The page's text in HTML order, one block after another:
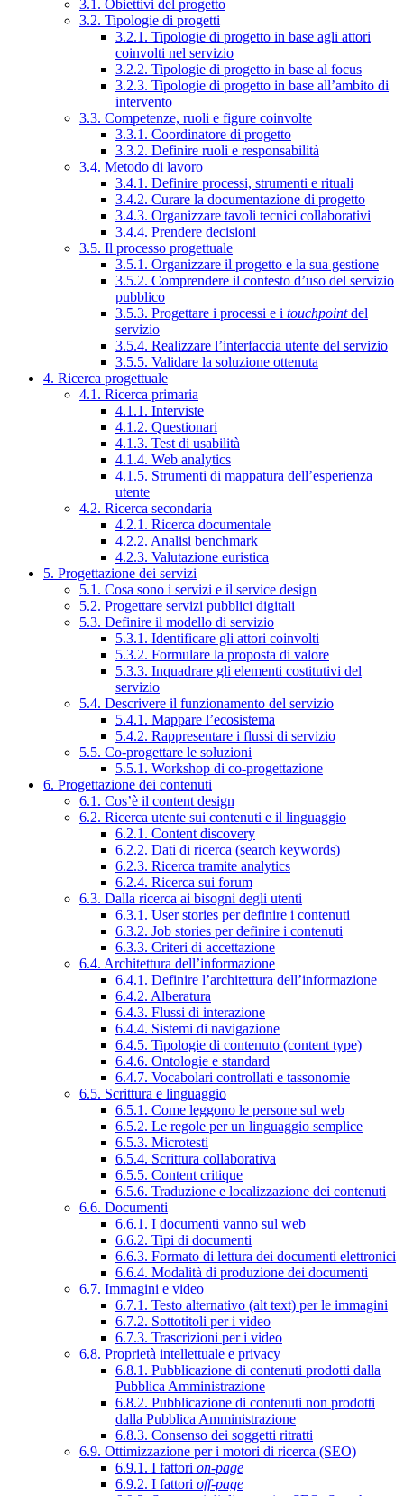
3.1. Obiettivi del progetto
3.2. Tipologie di progetti
3.2.1. Tipologie di progetto in base agli attori
coinvolti nel servizio
3.2.2. Tipologie di progetto in base al focus
3.2.3. Tipologie di progetto in base all’ambito di
intervento
3.3. Competenze, ruoli e figure coinvolte
3.3.1. Coordinatore di progetto
3.3.2. Definire ruoli e responsabilità
3.4. Metodo di lavoro
3.4.1. Definire processi, strumenti e rituali
3.4.2. Curare la documentazione di progetto
3.4.3. Organizzare tavoli tecnici collaborativi
3.4.4. Prendere decisioni
3.5. Il processo progettuale
3.5.1. Organizzare il progetto e la sua gestione
3.5.2. Comprendere il contesto d’uso del servizio
pubblico
3.5.3. Progettare i processi e i touchpointdel
servizio
3.5.4. Realizzare l’interfaccia utente del servizio
3.5.5. Validare la soluzione ottenuta
4. Ricerca progettuale
4.1. Ricerca primaria
4.1.1. Interviste
4.1.2. Questionari
4.1.3. Test di usabilità
4.1.4. Web analytics
4.1.5. Strumenti di mappatura dell’esperienza
utente
4.2. Ricerca secondaria
4.2.1. Ricerca documentale
4.2.2. Analisi benchmark
4.2.3. Valutazione euristica
5. Progettazione dei servizi
5.1. Cosa sono i servizi e il service design
5.2. Progettare servizi pubblici digitali
5.3. Definire il modello di servizio
5.3.1. Identificare gli attori coinvolti
5.3.2. Formulare la proposta di valore
5.3.3. Inquadrare gli elementi costitutivi del
servizio
5.4. Descrivere il funzionamento del servizio
5.4.1. Mappare l’ecosistema
5.4.2. Rappresentare i flussi di servizio
5.5. Co-progettare le soluzioni
5.5.1. Workshop di co-progettazione
6. Progettazione dei contenuti
6.1. Cos’è il content design
6.2. Ricerca utente sui contenuti e il linguaggio
6.2.1. Content discovery
6.2.2. Dati di ricerca (search keywords)
6.2.3. Ricerca tramite analytics
6.2.4. Ricerca sui forum
6.3. Dalla ricerca ai bisogni degli utenti
6.3.1. User stories per definire i contenuti
6.3.2. Job stories per definire i contenuti
6.3.3. Criteri di accettazione
6.4. Architettura dell’informazione
6.4.1. Definire l’architettura dell’informazione
6.4.2. Alberatura
6.4.3. Flussi di interazione
6.4.4. Sistemi di navigazione
6.4.5. Tipologie di contenuto (content type)
6.4.6. Ontologie e standard
6.4.7. Vocabolari controllati e tassonomie
6.5. Scrittura e linguaggio
6.5.1. Come leggono le persone sul web
6.5.2. Le regole per un linguaggio semplice
6.5.3. Microtesti
6.5.4. Scrittura collaborativa
6.5.5. Content critique
6.5.6. Traduzione e localizzazione dei contenuti
6.6. Documenti
6.6.1. I documenti vanno sul web
6.6.2. Tipi di documenti
6.6.3. Formato di lettura dei documenti elettronici
6.6.4. Modalità di produzione dei documenti
6.7. Immagini e video
6.7.1. Testo alternativo (alt text) per le immagini
6.7.2. Sottotitoli per i video
6.7.3. Trascrizioni per i video
6.8. Proprietà intellettuale e privacy
6.8.1. Pubblicazione di contenuti prodotti dalla
Pubblica Amministrazione
6.8.2. Pubblicazione di contenuti non prodotti
dalla Pubblica Amministrazione
6.8.3. Consenso dei soggetti ritratti
6.9. Ottimizzazione per i motori di ricerca (SEO)
6.9.1. I fattori on-page
6.9.2. I fattori off-page